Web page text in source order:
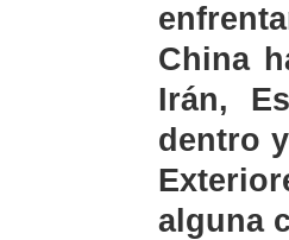
China
Irán,
dentro
alguna